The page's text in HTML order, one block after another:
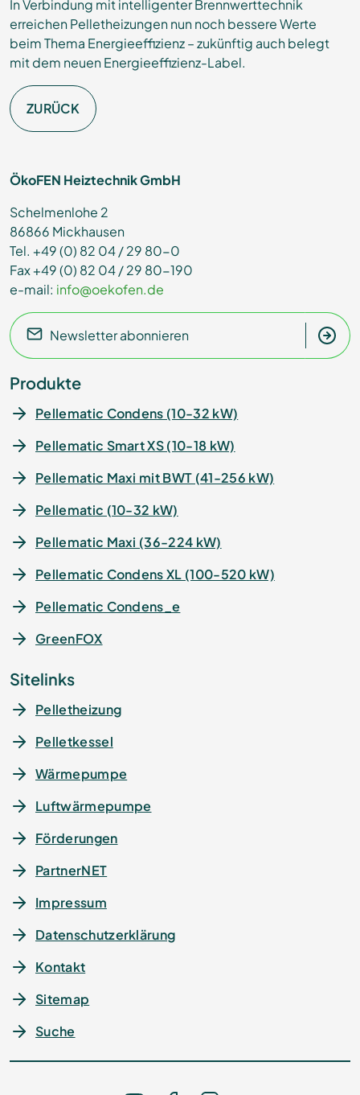
In Verbindung mit intelligenter Brennwerttechnik
erreichen Pelletheizungen nun noch bessere Werte
beim Thema Energieeffizienz – zukünftig auch belegt
mit dem neuen Energieeffizienz-Label.
ZURÜCK
ÖkoFEN Heiztechnik GmbH
Schelmenlohe 2
86866 Mickhausen
Tel. +49 (0) 82 04 / 29 80-0
Fax +49 (0) 82 04 / 29 80-190
e-mail: info@oekofen.de
Newsletter abonnieren
Produkte
Pellematic Condens (10-32 kW)
Pellematic Smart XS (10-18 kW)
Pellematic Maxi mit BWT (41-256 kW)
Pellematic (10-32 kW)
Pellematic Maxi (36-224 kW)
Pellematic Condens XL (100-520 kW)
Pellematic Condens_e
GreenFOX
Sitelinks
Pelletheizung
Pelletkessel
Wärmepumpe
Luftwärmepumpe
Förderungen
PartnerNET
Impressum
Datenschutz­erklärung
Kontakt
Sitemap
Suche